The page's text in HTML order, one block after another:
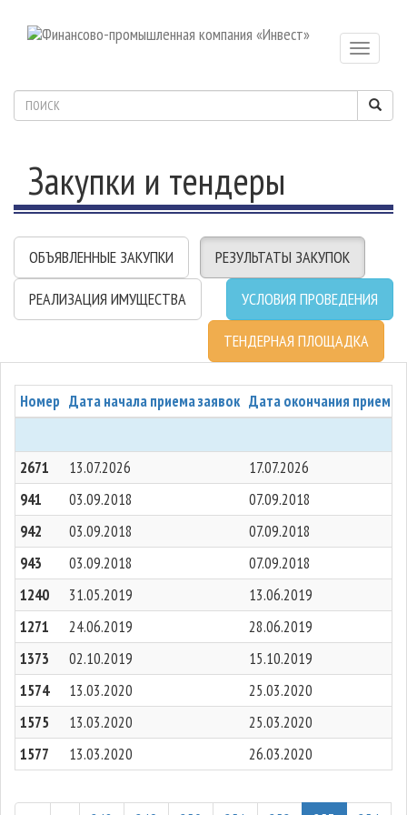
Toggle
navigation
Закупки и тендеры
ОБЪЯВЛЕННЫЕ ЗАКУПКИ
РЕЗУЛЬТАТЫ ЗАКУПОК
РЕАЛИЗАЦИЯ ИМУЩЕСТВА
УСЛОВИЯ ПРОВЕДЕНИЯ
ТЕНДЕРНАЯ ПЛОЩАДКА
Номер Дата начала приема заявок Дата окончания приема
2671 13.07.2026
17.07.2026
941
03.09.2018
07.09.2018
942
03.09.2018
07.09.2018
943
03.09.2018
07.09.2018
1240
31.05.2019
13.06.2019
1271
24.06.2019
28.06.2019
1373
02.10.2019
15.10.2019
1574
13.03.2020
25.03.2020
1575
13.03.2020
25.03.2020
1577
13.03.2020 26.03.2020